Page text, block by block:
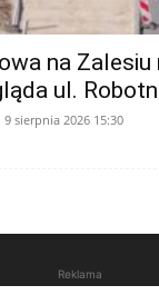
na Zalesiu
ul.
9 sierpnia 2026 15:30
Reklama